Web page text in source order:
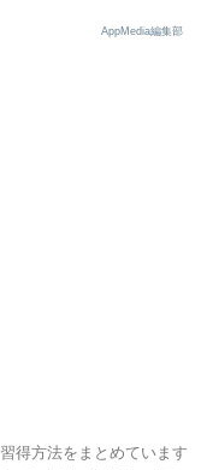
AppMedia編集部
得方法をまとめています